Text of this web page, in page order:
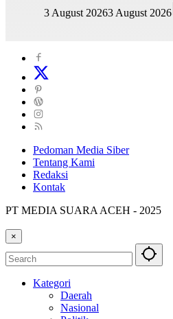
3 August 20263 August 2026
Pedoman Media Siber
Tentang Kami
Redaksi
Kontak
PT MEDIA SUARA ACEH - 2025
×
Kategori
Daerah
Nasional